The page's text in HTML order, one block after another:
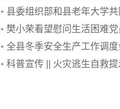
生产力
• 县委组织部和县老年大学
习》专题讲座
• 樊小荣看望慰问生活困难党
• 全县冬季安全生产工作调
• 科普宣传 || 火灾逃生自救提